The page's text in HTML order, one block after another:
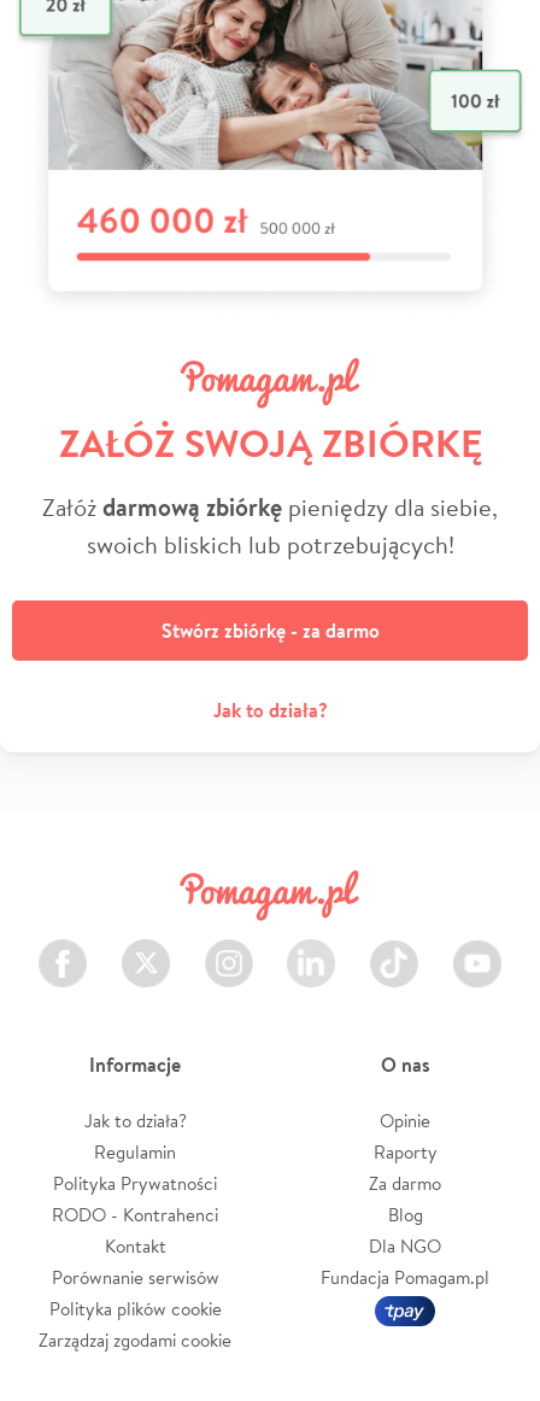
ZAŁÓŻ SWOJĄ ZBIÓRKĘ
Załóżdarmową zbiórkę pieniędzy dla siebie,
swoich bliskich lub potrzebujących!
Stwórz zbiórkę - za darmo
Jak to działa?
Facebook Twitter Instagram LinkedIn TikTok Youtube
Informacje
Jak to działa?
Regulamin
Polityka Prywatności
RODO - Kontrahenci
Kontakt
Porównanie serwisów
Polityka plików cookie
Zarządzaj zgodami cookie
O nas
Opinie
Raporty
Za darmo
Blog
Dla NGO
Fundacja Pomagam.pl